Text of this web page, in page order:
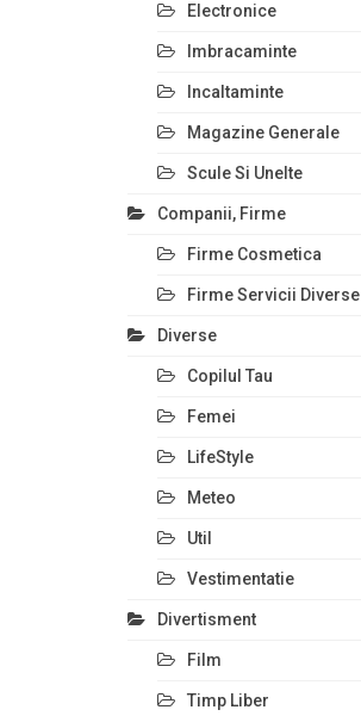
Electronice
Imbracaminte
Incaltaminte
Magazine Generale
Scule Si Unelte
Companii, Firme
Firme Cosmetica
Firme Servicii Diverse
Diverse
Copilul Tau
Femei
LifeStyle
Meteo
Util
Vestimentatie
Divertisment
Film
Timp Liber